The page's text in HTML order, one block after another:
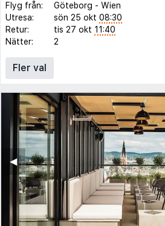
Flyg från: Göteborg - Wien
Utresa:
sön 25 okt 08:30
Retur:
tis 27 okt 11:40
Nätter:
2
Fler val
◀︎